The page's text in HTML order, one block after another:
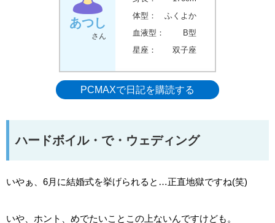
あつし
さん
体型：
ふくよか
血液型：
B型
星座：
双子座
PCMAXで日記を購読する
ハードボイル・で・ウェディング
いやぁ、6月に結婚式を挙げられると…正直地獄ですね(笑)
いや、ホント、めでたいことこの上ないんですけども。